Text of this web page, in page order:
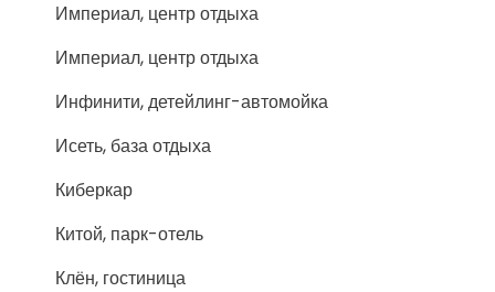
Империал, центр отдыха
Империал, центр отдыха
Инфинити, детейлинг-автомойка
Исеть, база отдыха
Киберкар
Китой, парк-отель
Клён, гостиница